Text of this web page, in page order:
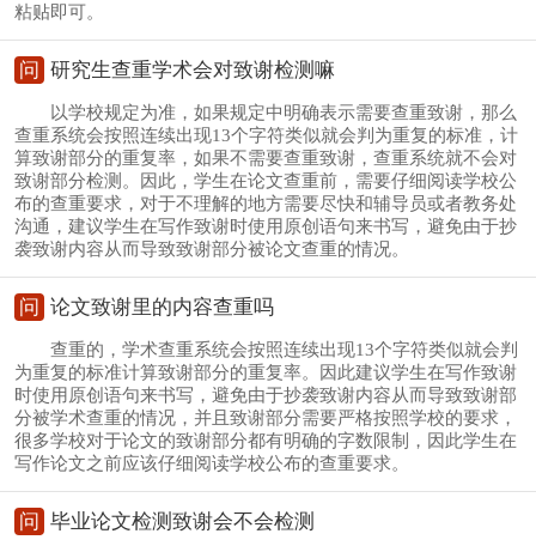
粘贴即可。
问 研究生查重学术会对致谢检测嘛
以学校规定为准，如果规定中明确表示需要查重致谢，那么
查重系统会按照连续出现13个字符类似就会判为重复的标准，计
算致谢部分的重复率，如果不需要查重致谢，查重系统就不会对
致谢部分检测。因此，学生在论文查重前，需要仔细阅读学校公
布的查重要求，对于不理解的地方需要尽快和辅导员或者教务处
沟通，建议学生在写作致谢时使用原创语句来书写，避免由于抄
袭致谢内容从而导致致谢部分被论文查重的情况。
问 论文致谢里的内容查重吗
查重的，学术查重系统会按照连续出现13个字符类似就会判
为重复的标准计算致谢部分的重复率。因此建议学生在写作致谢
时使用原创语句来书写，避免由于抄袭致谢内容从而导致致谢部
分被学术查重的情况，并且致谢部分需要严格按照学校的要求，
很多学校对于论文的致谢部分都有明确的字数限制，因此学生在
写作论文之前应该仔细阅读学校公布的查重要求。
问 毕业论文检测致谢会不会检测